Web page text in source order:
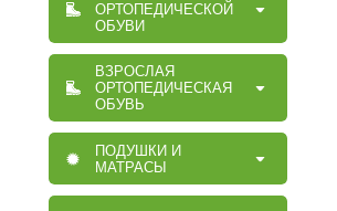
ОРТОПЕДИЧЕСКОЙ
ОБУВИ
ВЗРОСЛАЯ
ОРТОПЕДИЧЕСКАЯ
ОБУВЬ
ПОДУШКИ И
МАТРАСЫ